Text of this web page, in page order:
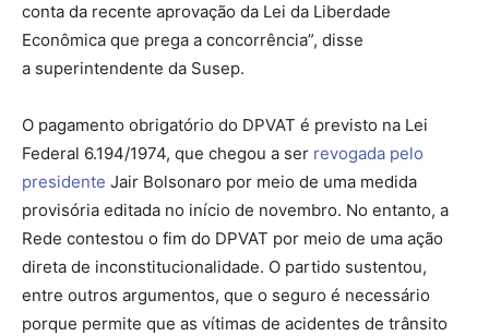
conta da recente aprovação da Lei da Liberdade
Econômica que prega a concorrência”, disse
a superintendente da Susep.
O pagamento obrigatório do DPVAT é previsto na Lei
Federal 6.194/1974, que chegou a ser revogada pelo
presidente Jair Bolsonaro por meio de uma medida
provisória editada no início de novembro. No entanto, a
Rede contestou o fim do DPVAT por meio de uma ação
direta de inconstitucionalidade. O partido sustentou,
entre outros argumentos, que o seguro é necessário
porque permite que as vítimas de acidentes de trânsito